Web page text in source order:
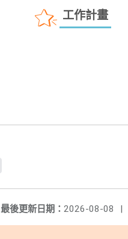
工作計畫
最後更新日期： 2026-08-08 |